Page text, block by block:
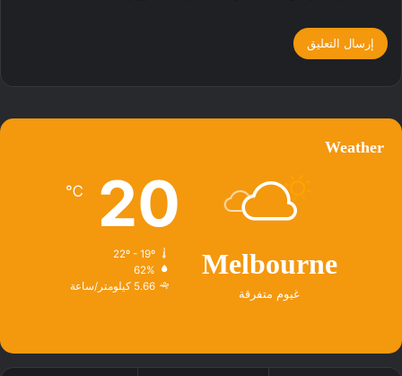
Weather
Melbourne
غيوم متفرقة
20
℃
22º - 19º
62%
5.66 كيلومتر/ساعة